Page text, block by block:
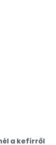
a kefírről